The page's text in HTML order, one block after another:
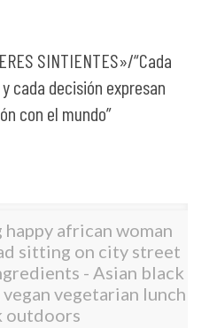
SINTIENTES»/“Cada
cada decisión expresan
con el mundo”
african woman
sitting on city street
- Asian black
vegetarian lunch
outdoors